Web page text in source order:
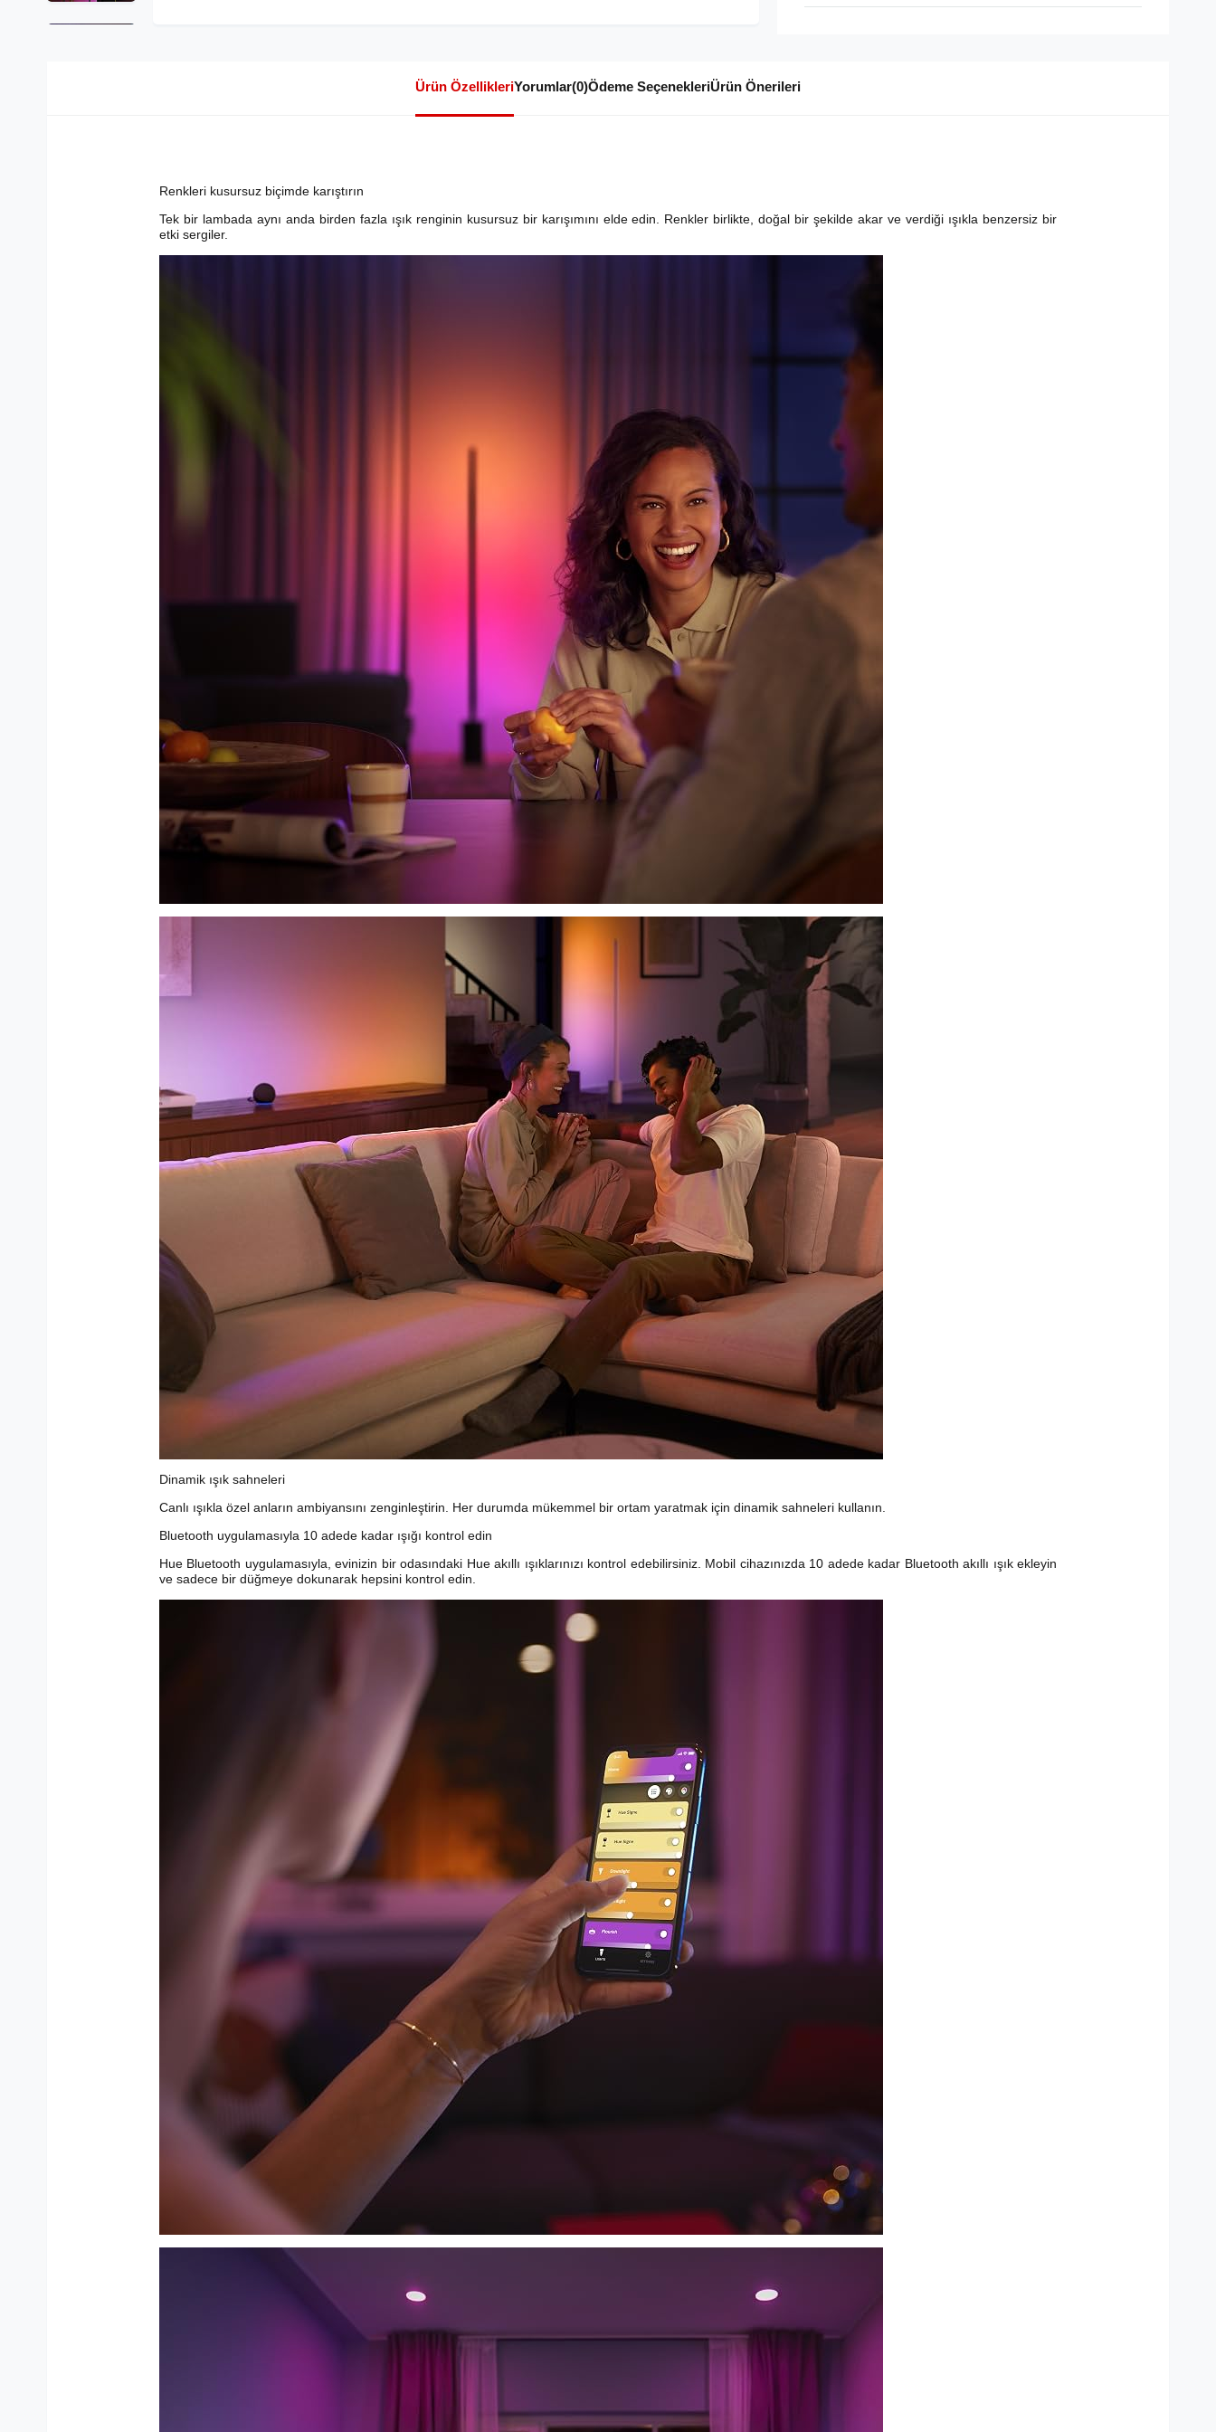
Ürün ÖzellikleriYorumlar(0)Ödeme SeçenekleriÜrün Önerileri
Renkleri kusursuz biçimde karıştırın
Tek bir lambada aynı anda birden fazla ışık renginin kusursuz bir karışımını elde edin. Renkler birlikte, doğal bir şekilde akar ve verdiği ışıkla benzersiz bir
etki sergiler.
Dinamik ışık sahneleri
Canlı ışıkla özel anların ambiyansını zenginleştirin. Her durumda mükemmel bir ortam yaratmak için dinamik sahneleri kullanın.
Bluetooth uygulamasıyla 10 adede kadar ışığı kontrol edin
Hue Bluetooth uygulamasıyla, evinizin bir odasındaki Hue akıllı ışıklarınızı kontrol edebilirsiniz. Mobil cihazınızda 10 adede kadar Bluetooth akıllı ışık ekleyin
ve sadece bir düğmeye dokunarak hepsini kontrol edin.